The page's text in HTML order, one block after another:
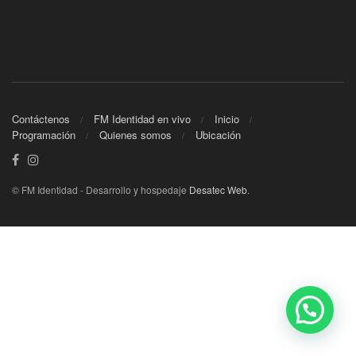
Contáctenos FM Identidad en vivo
Inicio
Programación
Quienes somos Ubicación
© FM Identidad - Desarrollo y hospedaje Desatec Web.